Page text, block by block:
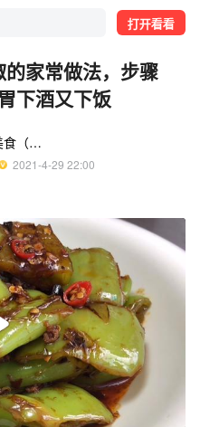
打开看看
家常做法，步骤
下酒又下饭
蜀厨美食（教做家常菜）
  2021-4-29 22:00